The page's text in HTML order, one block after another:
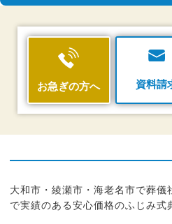
お急ぎの方へ 資料請
大和市・綾瀬市・海老名市で葬儀
で実績のある安心価格のふじみ式